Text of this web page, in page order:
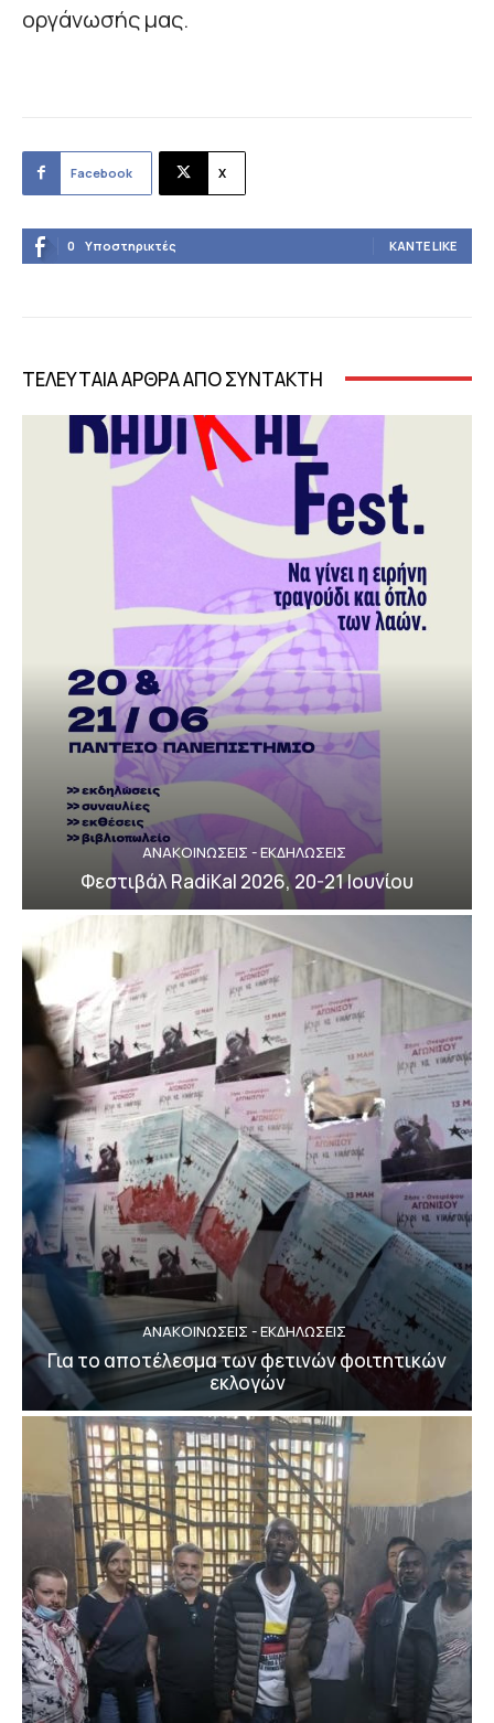
οργάνωσής μας.
Facebook X
0 Υποστηρικτές ΚΆΝΤΕ LIKE
ΤΕΛΕΥΤΑΙΑ ΑΡΘΡΑ ΑΠΟ ΣΥΝΤΑΚΤΗ
ΑΝΑΚΟΙΝΩΣΕΙΣ - ΕΚΔΗΛΩΣΕΙΣ
Φεστιβάλ RadiKal 2026, 20-21 Ιουνίου
ΑΝΑΚΟΙΝΩΣΕΙΣ - ΕΚΔΗΛΩΣΕΙΣ
Για το αποτέλεσμα των φετινών φοιτητικών
εκλογών